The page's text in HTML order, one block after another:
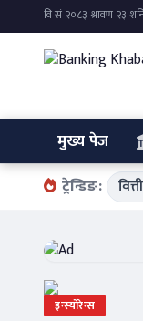
मुख्य पेज
ट्रेन्डिङ:
इन्स्योरेन्स